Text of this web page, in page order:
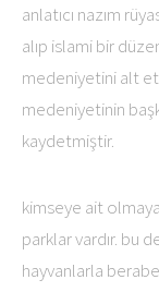
anlatıcı nazım
alıp islami bir
medeniyetini alt
medeniyetinin
kaydetmiştir.
kimseye ait
parklar vardır. bu
hayvanlarla